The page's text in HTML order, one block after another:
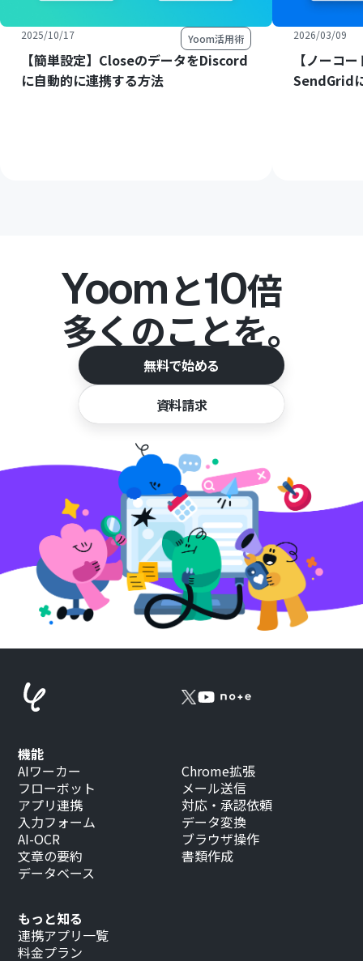
2025/10/17 Yoom活用術
【簡単設定】CloseのデータをDiscord
に自動的に連携する方法
2026/03/09
【ノーコ
SendGrid
Yoomと10倍
多くのことを。
無料で始める
資料請求
もっと知る
連携アプリ一覧
料金プラン
機能
AIワーカー
フローボット
アプリ連携
入力フォーム
AI-OCR
文章の要約
データベース
Chrome拡張
メール送信
対応・承認依頼
データ変換
ブラウザ操作
書類作成